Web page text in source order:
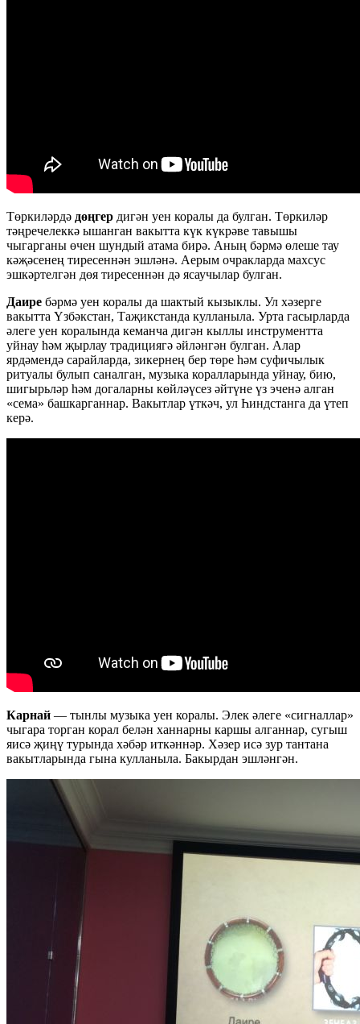
Төркиләрдә дөңгер дигән уен коралы да булган. Төркиләр
тәңречелеккә ышанган вакытта күк күкрәве тавышы
чыгарганы өчен шундый атама бирә. Аның бәрмә өлеше тау
кәҗәсенең тиресеннән эшләнә. Аерым очракларда махсус
эшкәртелгән дөя тиресеннән дә ясаучылар булган.
Даире бәрмә уен коралы да шактый кызыклы. Ул хәзерге
вакытта Үзбәкстан, Таҗикстанда кулланыла. Урта гасырларда
әлеге уен коралында кеманча дигән кыллы инструментта
уйнау һәм җырлау традициягә әйләнгән булган. Алар
ярдәмендә сарайларда, зикернең бер төре һәм суфичылык
ритуалы булып саналган, музыка коралларында уйнау, бию,
шигырьләр һәм догаларны көйләүсез әйтүне үз эченә алган
«сема» башкарганнар. Вакытлар үткәч, ул Һиндстанга да үтеп
керә.
Карнай — тынлы музыка уен коралы. Элек әлеге «сигналлар»
чыгара торган корал белән ханнарны каршы алганнар, сугыш
яисә җиңү турында хәбәр иткәннәр. Хәзер исә зур тантана
вакытларында гына кулланыла. Бакырдан эшләнгән.